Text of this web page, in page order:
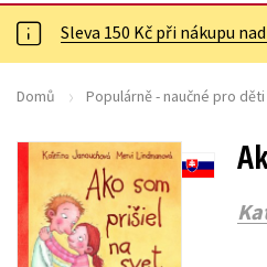
ANGLICKÉ KNIHY -20 %
NOVÝ VÝPRODEJ -70 %
ASTERIX S DÁRKEM
🎁DÁRKOVÉ PUBLIKACE
✉️ DÁRKOVÉ POUKAZY
Sleva 150 Kč při nákupu
Domů Populárně - naučné pro děti